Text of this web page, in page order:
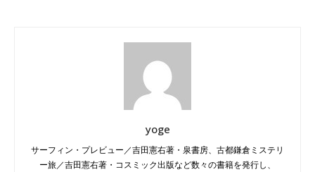
yoge
サーフィン・プレビュー／吉田憲右著・泉書房、古都鎌倉ミステリ
ー旅／吉田憲右著・コスミック出版など数々の書籍を発行し、